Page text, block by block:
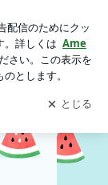
取りまし
開く